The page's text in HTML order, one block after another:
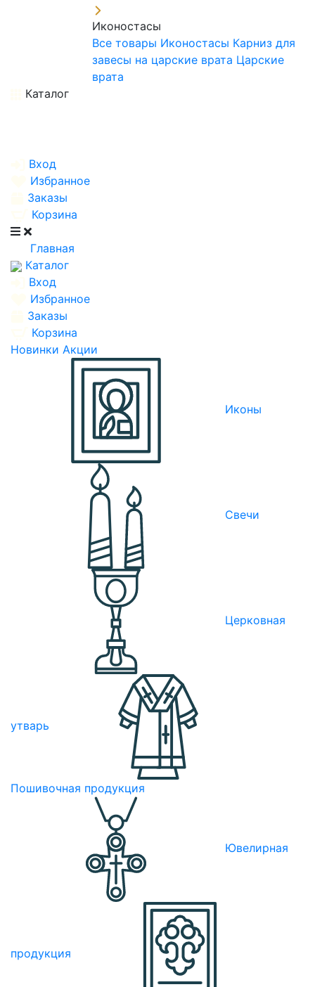
Иконостасы
Все товары Иконостасы Карниз для
завесы на царские врата Царские
врата
Каталог
Вход
Избранное
Заказы
Корзина
Главная
Каталог
Вход
Избранное
Заказы
Корзина
Новинки Акции
Иконы
Свечи
Церковная
утварь
Пошивочная продукция
Ювелирная
продукция